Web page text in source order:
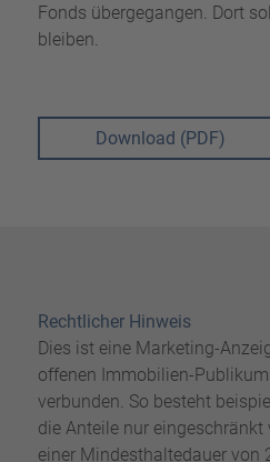
Fonds übergegangen. Dort
bleiben.
Download (PDF)
Rechtlicher Hinweis
Dies ist eine Marketing-
offenen Immobilien-
verbunden. So besteht
die Anteile nur
einer Mindesthaltedauer von